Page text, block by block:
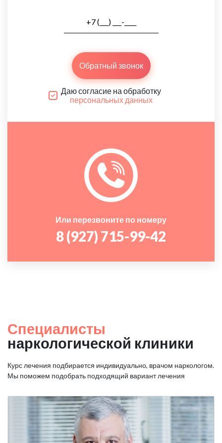
Обратный звонок
Даю согласие на обработку
персональных данных
Или перезвоните по номеру
8 (927) 715-99-42
Специалисты
наркологической клиники
Курс лечения подбирается индивидуально, врачом наркологом.
Мы поможем подобрать подходящий вариант лечения